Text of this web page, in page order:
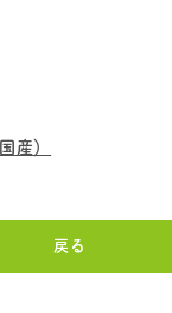
産）
戻る